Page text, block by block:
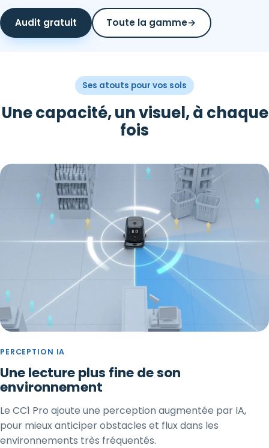
Audit gratuit Toute la gamme→
Ses atouts pour vos sols
Une capacité, un visuel, à chaque
fois
PERCEPTION IA
Une lecture plus fine de son
environnement
Le CC1 Pro ajoute une perception augmentée par IA,
pour mieux anticiper obstacles et flux dans les
environnements très fréquentés.